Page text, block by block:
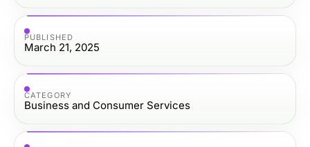
PUBLISHED
March 21, 2025
CATEGORY
Business and Consumer Services